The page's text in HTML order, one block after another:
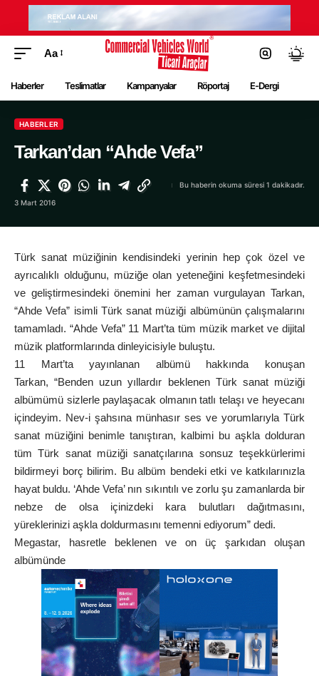
Aa
Haberler Teslimatlar Kampanyalar Röportaj E-Dergi
HABERLER
Tarkan’dan “Ahde Vefa”
3 Mart 2016
Bu haberin okuma süresi 1 dakikadır.
Türk sanat müziğinin kendisindeki yerinin hep çok özel ve
ayrıcalıklı olduğunu, müziğe olan yeteneğini keşfetmesindeki
ve geliştirmesindeki önemini her zaman vurgulayan Tarkan,
“Ahde Vefa” isimli Türk sanat müziği albümünün çalışmalarını
tamamladı. “Ahde Vefa” 11 Mart’ta tüm müzik market ve dijital
müzik platformlarında dinleyicisiyle buluştu.
11 Mart’ta yayınlanan albümü hakkında konuşan
Tarkan, “Benden uzun yıllardır beklenen Türk sanat müziği
albümümü sizlerle paylaşacak olmanın tatlı telaşı ve heyecanı
içindeyim. Nev-i şahsına münhasır ses ve yorumlarıyla Türk
sanat müziğini benimle tanıştıran, kalbimi bu aşkla dolduran
tüm Türk sanat müziği sanatçılarına sonsuz teşekkürlerimi
bildirmeyi borç bilirim. Bu albüm bendeki etki ve katkılarınızla
hayat buldu. ‘Ahde Vefa’ nın sıkıntılı ve zorlu şu zamanlarda bir
nebze de olsa içinizdeki kara bulutları dağıtmasını,
yüreklerinizi aşkla doldurmasını temenni ediyorum” dedi.
Megastar, hasretle beklenen ve on üç şarkıdan oluşan
albümünde